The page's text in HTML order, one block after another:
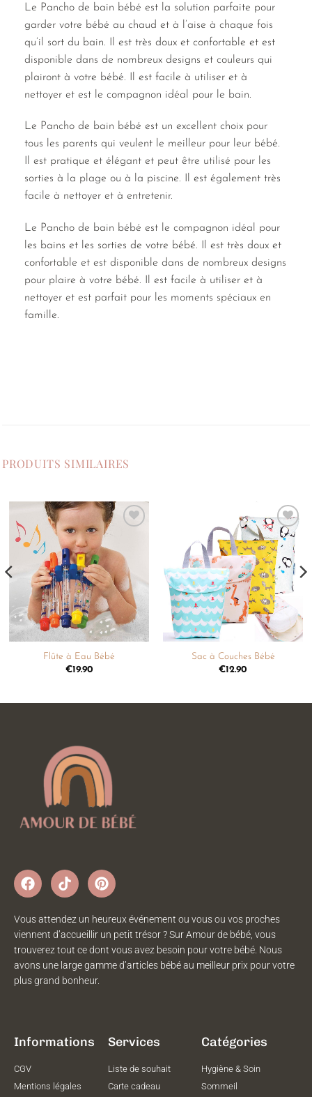
Le Pancho de bain bébé est la solution parfaite pour
garder votre bébé au chaud et à l’aise à chaque fois
qu’il sort du bain. Il est très doux et confortable et est
disponible dans de nombreux designs et couleurs qui
plairont à votre bébé. Il est facile à utiliser et à
nettoyer et est le compagnon idéal pour le bain.
Le Pancho de bain bébé est un excellent choix pour
tous les parents qui veulent le meilleur pour leur bébé.
Il est pratique et élégant et peut être utilisé pour les
sorties à la plage ou à la piscine. Il est également très
facile à nettoyer et à entretenir.
Le Pancho de bain bébé est le compagnon idéal pour
les bains et les sorties de votre bébé. Il est très doux et
confortable et est disponible dans de nombreux designs
pour plaire à votre bébé. Il est facile à utiliser et à
nettoyer et est parfait pour les moments spéciaux en
famille.
PRODUITS SIMILAIRES
liste de
souhaits
Flûte à Eau Bébé
€19.90
Ajouter
à la
liste de
souhaits
Sac à Couches Bébé
€12.90
Vous attendez un heureux événement ou vous ou vos proches
viennent d’accueillir un petit trésor ? Sur Amour de bébé, vous
trouverez tout ce dont vous avez besoin pour votre bébé. Nous
avons une large gamme d’articles bébé au meilleur prix pour votre
plus grand bonheur.
Informations
CGV
Mentions légales
Services
Liste de souhait
Carte cadeau
Catégories
Hygiène & Soin
Sommeil